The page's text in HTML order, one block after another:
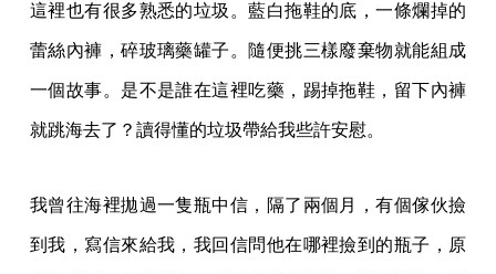
這裡也有很多熟悉的垃圾。藍白拖鞋的底，一條爛掉的
蕾絲內褲，碎玻璃藥罐子。隨便挑三樣廢棄物就能組成
一個故事。是不是誰在這裡吃藥，踢掉拖鞋，留下內褲
就跳海去了？讀得懂的垃圾帶給我些許安慰。
我曾往海裡拋過一隻瓶中信，隔了兩個月，有個傢伙撿
到我，寫信來給我，我回信問他在哪裡撿到的瓶子，原